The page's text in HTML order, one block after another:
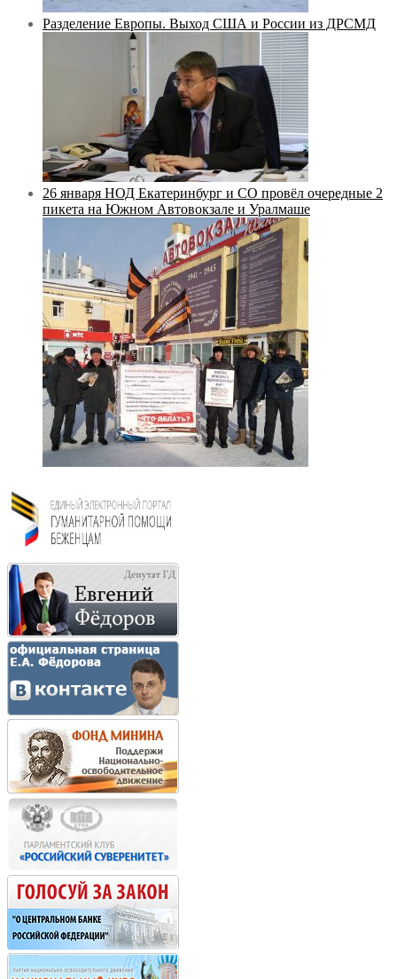
Разделение Европы. Выход США и России из ДРСМД
26 января НОД Екатеринбург и СО провёл очередные 2
пикета на Южном Автовокзале и Уралмаше